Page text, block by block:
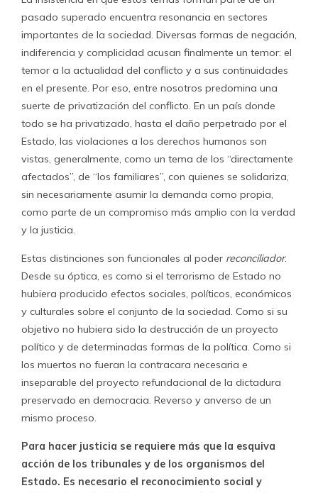
pasado superado encuentra resonancia en sectores
importantes de la sociedad. Diversas formas de negación,
indiferencia y complicidad acusan finalmente un temor: el
temor a la actualidad del conflicto y a sus continuidades
en el presente. Por eso, entre nosotros predomina una
suerte de privatización del conflicto. En un país donde
todo se ha privatizado, hasta el daño perpetrado por el
Estado, las violaciones a los derechos humanos son
vistas, generalmente, como un tema de los “directamente
afectados”, de “los familiares”, con quienes se solidariza,
sin necesariamente asumir la demanda como propia,
como parte de un compromiso más amplio con la verdad
y la justicia.
Estas distinciones son funcionales al poder reconciliador.
Desde su óptica, es como si el terrorismo de Estado no
hubiera producido efectos sociales, políticos, económicos
y culturales sobre el conjunto de la sociedad. Como si su
objetivo no hubiera sido la destrucción de un proyecto
político y de determinadas formas de la política. Como si
los muertos no fueran la contracara necesaria e
inseparable del proyecto refundacional de la dictadura
preservado en democracia. Reverso y anverso de un
mismo proceso.
Para hacer justicia se requiere más que la esquiva
acción de los tribunales y de los organismos del
Estado. Es necesario el reconocimiento social y